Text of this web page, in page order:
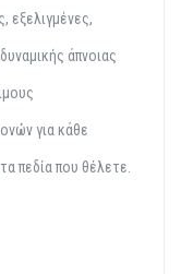
εξελιγμένες,
άπνοιας
για κάθε
πεδία που θέλετε.